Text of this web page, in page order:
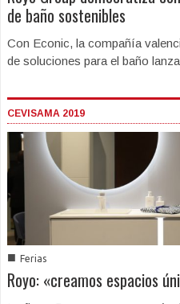
de baño sostenibles
Con Econic, la compañía
de soluciones para el baño
CEVISAMA 2019
■ Ferias
Royo: «creamos espacios